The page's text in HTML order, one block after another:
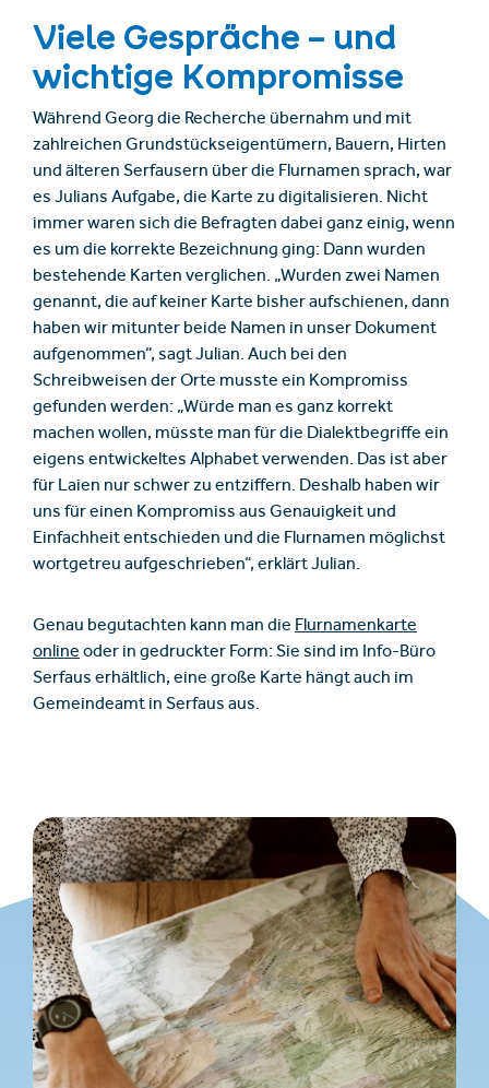
Viele Gespräche – und
wichtige Kompromisse
Während Georg die Recherche übernahm und mit
zahlreichen Grundstückseigentümern, Bauern, Hirten
und älteren Serfausern über die Flurnamen sprach, war
es Julians Aufgabe, die Karte zu digitalisieren. Nicht
immer waren sich die Befragten dabei ganz einig, wenn
es um die korrekte Bezeichnung ging: Dann wurden
bestehende Karten verglichen. „Wurden zwei Namen
genannt, die auf keiner Karte bisher aufschienen, dann
haben wir mitunter beide Namen in unser Dokument
aufgenommen“, sagt Julian. Auch bei den
Schreibweisen der Orte musste ein Kompromiss
gefunden werden: „Würde man es ganz korrekt
machen wollen, müsste man für die Dialektbegriffe ein
eigens entwickeltes Alphabet verwenden. Das ist aber
für Laien nur schwer zu entziffern. Deshalb haben wir
uns für einen Kompromiss aus Genauigkeit und
Einfachheit entschieden und die Flurnamen möglichst
wortgetreu aufgeschrieben“, erklärt Julian.
Genau begutachten kann man die Flurnamenkarte
online oder in gedruckter Form: Sie sind im Info-Büro
Serfaus erhältlich, eine große Karte hängt auch im
Gemeindeamt in Serfaus aus.